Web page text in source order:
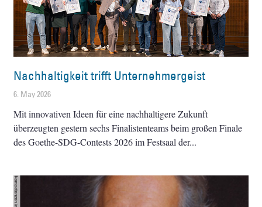
Nachhaltigkeit trifft Unternehmergeist
6. May 2026
Mit innovativen Ideen für eine nachhaltigere Zukunft
überzeugten gestern sechs Finalistenteams beim großen Finale
des Goethe-SDG-Contests 2026 im Festsaal der